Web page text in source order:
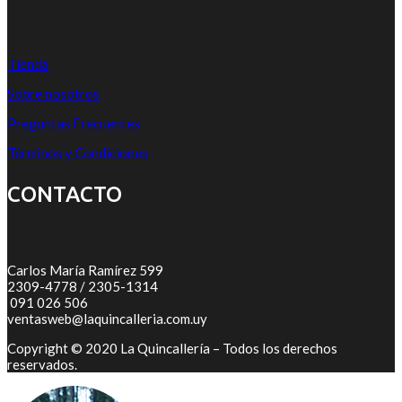
Tienda
Sobre nosotros
Preguntas Frecuentes
Términos y Condiciones
CONTACTO
Carlos María Ramírez 599
2309-4778 / 2305-1314
091 026 506
ventasweb@laquincalleria.com.uy
Copyright © 2020 La Quincallería – Todos los derechos
reservados.